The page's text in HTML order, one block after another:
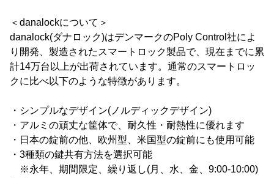
＜danalockについて＞
danalock(ダナロック)はデンマークのPoly Control社によ
り開発、製造されたスマートロック製品で、現在までに累
計14万台以上が出荷されています。通常のスマートロッ
クに比べ以下のような特徴があります。
・シンプルなデザイン(ノルディックデザイン)
・アルミの頑丈な筐体で、耐久性・耐熱性に優れます
・日本の錠前の他、欧州型、米国型の錠前にも使用可能
・3種類の鍵共有方法を選択可能
※永年、期間限定、繰り返し(月、水、金、9:00-10:00)